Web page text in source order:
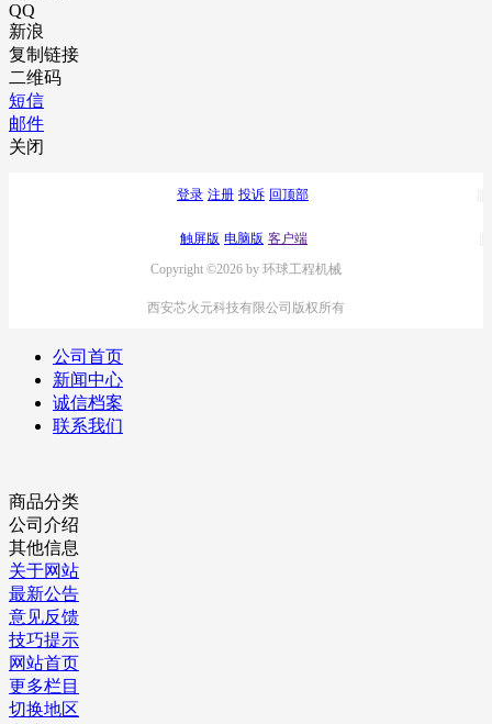
QQ
新浪
复制链接
二维码
短信
邮件
关闭
登录 注册 投诉 回顶部
触屏版 电脑版 客户端
Copyright ©2026 by 环球工程机械
西安芯火元科技有限公司版权所有
公司首页
新闻中心
诚信档案
联系我们
商品分类
公司介绍
其他信息
关于网站
最新公告
意见反馈
技巧提示
网站首页
更多栏目
切换地区